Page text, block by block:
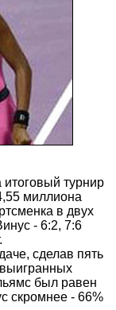
турнир
миллиона
в двух
- 6:2, 7:6
сделав пять
был равен
скромнее - 66%